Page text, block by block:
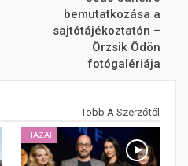
bemutatkozása a
sajtótájékoztatón –
Örzsik Ödön
fotógalériája
Több A Szerzőtől
HAZAI